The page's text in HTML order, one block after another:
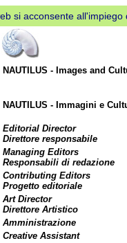
si acconsente
NAUTILUS - Images and
NAUTILUS - Immagini e
Editorial Director
Direttore responsabile
Managing Editors
Responsabili di redazione
Contributing Editors
Progetto editoriale
Art Director
Direttore Artistico
Amministrazione
Creative Assistant